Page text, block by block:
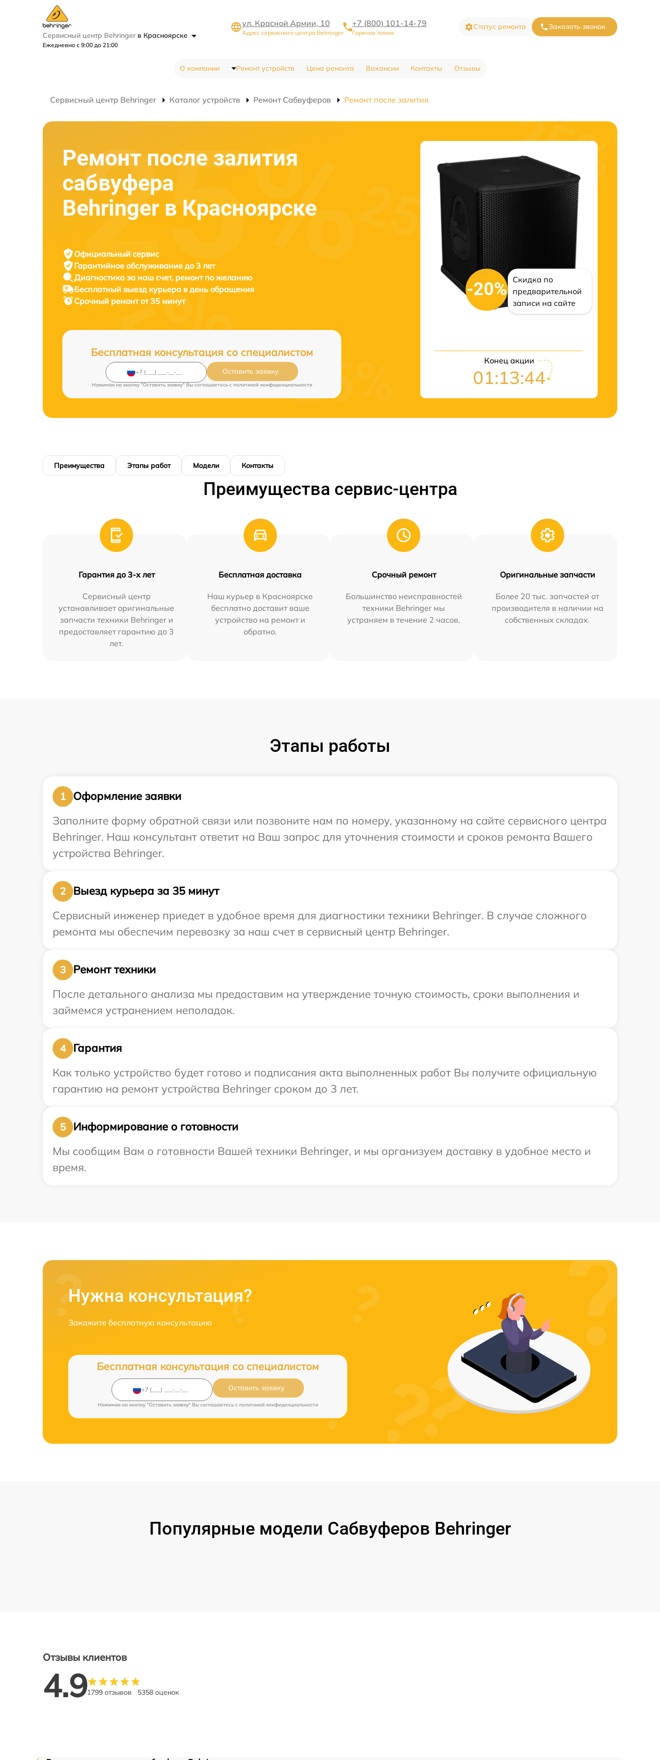
Сервисный центр Behringer в Красноярске
Ежедневно с 9:00 до 21:00
ул. Красной Армии, 10
Адрес сервисного центра Behringer
+7 (800) 101-14-79
Горячая линия
Статус ремонта Заказать звонок
О компании Ремонт устройств Цена ремонта Вакансии Контакты Отзывы
Сервисный центр Behringer Каталог устройств Ремонт Сабвуферов Ремонт после залития
Ремонт после залития
сабвуфера
Behringer в Красноярске
Официальный сервис
Гарантийное обслуживание до 3 лет
Диагностика за наш счет, ремонт по желанию
Бесплатный выезд курьера в день обращения
Срочный ремонтот 35 минут
Бесплатная консультация со специалистом
Оставить заявку
Нажимая на кнопку "Оставить заявку" Вы соглашаетесь c политикой конфиденциальности
-20%
Скидка по
предварительной
записи на сайте
Конец акции
01:13:43
Преимущества Этапы работ Модели Контакты
Преимущества сервис-центра
Гарантия до 3-х лет
Сервисный центр
устанавливает оригинальные
запчасти техники Behringer и
предоставляет гарантию до 3
лет.
Бесплатная доставка
Наш курьер в Красноярске
бесплатно доставит ваше
устройство на ремонт и
обратно.
Срочный ремонт
Большинство неисправностей
техники Behringer мы
устраняем в течение 2 часов.
Оригинальные запчасти
Более 20 тыс. запчастей от
производителя в наличии на
собственных складах.
Этапы работы
1
Оформление заявки
Заполните форму обратной связи или позвоните нам по номеру, указанному на сайте сервисного центра
Behringer. Наш консультант ответит на Ваш запрос для уточнения стоимости и сроков ремонта Вашего
устройства Behringer.
2
Выезд курьера за 35 минут
Сервисный инженер приедет в удобное время для диагностики техники Behringer. В случае сложного
ремонта мы обеспечим перевозку за наш счет в сервисный центр Behringer.
3
Ремонт техники
После детального анализа мы предоставим на утверждение точную стоимость, сроки выполнения и
займемся устранением неполадок.
4
Гарантия
Как только устройство будет готово и подписания акта выполненных работ Вы получите официальную
гарантию на ремонт устройства Behringer сроком до 3 лет.
5
Информирование о готовности
Мы сообщим Вам о готовности Вашей техники Behringer, и мы организуем доставку в удобное место и
время.
Нужна консультация?
Закажите бесплатную консультацию
Бесплатная консультация со специалистом
Оставить заявку
Нажимая на кнопку "Оставить заявку" Вы соглашаетесь c политикой конфиденциальности
Популярные модели Сабвуферов Behringer
Отзывы клиентов
4.91799 отзывов 5358 оценок